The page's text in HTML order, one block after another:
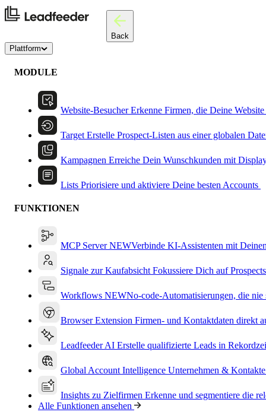
Back
Plattform
MODULE
Website-BesucherErkenne Firmen, die Deine Website
Target Erstelle Prospect-Listen aus einer globalen
Kampagnen Erreiche Dein Wunschkunden mit
Lists Priorisiere und aktiviere Deine besten Accounts
FUNKTIONEN
MCP ServerNEWVerbinde KI-Assistenten mit
Signale zur Kaufabsicht Fokussiere Dich auf
Workflows NEWNo-code-Automatisierungen, die nie
Browser Extension Firmen- und Kontaktdaten direkt
Leadfeeder AI Erstelle qualifizierte Leads in
Global Account Intelligence Unternehmen &
Insights zu Zielfirmen Erkenne und segmentiere die
Alle Funktionen ansehen